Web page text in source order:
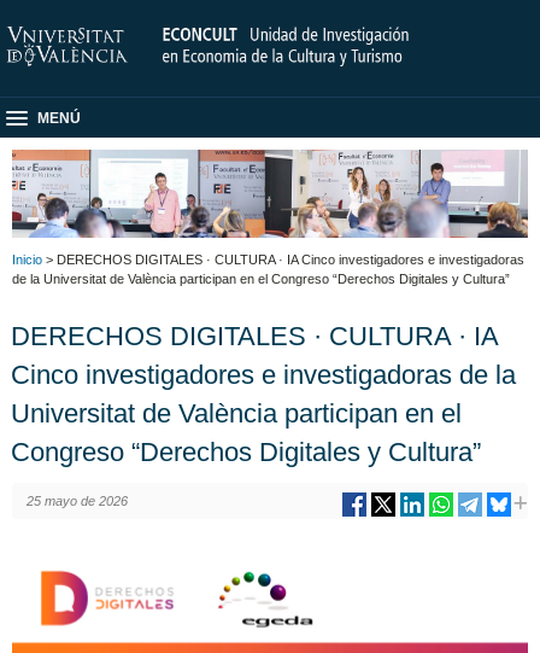
MENÚ
Inicio > DERECHOS DIGITALES · CULTURA · IA Cinco investigadores e investigadoras
de la Universitat de València participan en el Congreso “Derechos Digitales y Cultura”
DERECHOS DIGITALES · CULTURA · IA
Cinco investigadores e investigadoras de la
Universitat de València participan en el
Congreso “Derechos Digitales y Cultura”
25 mayo de 2026